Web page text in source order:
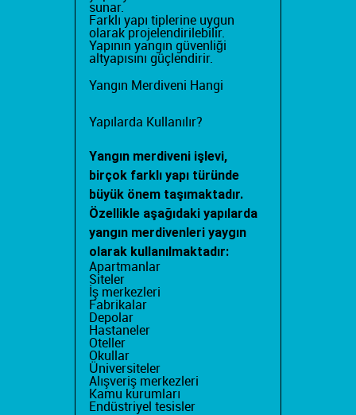
sunar.
Farklı yapı tiplerine uygun
olarak projelendirilebilir.
Yapının yangın güvenliği
altyapısını güçlendirir.
Yangın Merdiveni Hangi
Yapılarda Kullanılır?
Yangın merdiveni işlevi,
birçok farklı yapı türünde
büyük önem taşımaktadır.
Özellikle aşağıdaki yapılarda
yangın merdivenleri yaygın
olarak kullanılmaktadır:
Apartmanlar
Siteler
İş merkezleri
Fabrikalar
Depolar
Hastaneler
Oteller
Okullar
Üniversiteler
Alışveriş merkezleri
Kamu kurumları
Endüstriyel tesisler